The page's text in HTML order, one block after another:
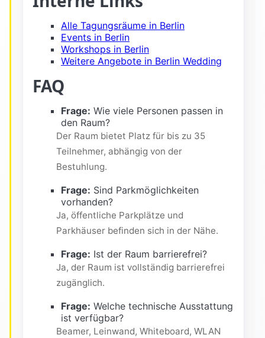
Alle Tagungsräume in Berlin
Events in Berlin
Workshops in Berlin
Weitere Angebote in Berlin Wedding
FAQ
Frage: Wie viele Personen passen in
den Raum?
Der Raum bietet Platz für bis zu 35
Teilnehmer, abhängig von der
Bestuhlung.
Frage: Sind Parkmöglichkeiten
vorhanden?
Ja, öffentliche Parkplätze und
Parkhäuser befinden sich in der Nähe.
Frage: Ist der Raum barrierefrei?
Ja, der Raum ist vollständig barrierefrei
zugänglich.
Frage: Welche technische Ausstattung
ist verfügbar?
Beamer, Leinwand, Whiteboard, WLAN